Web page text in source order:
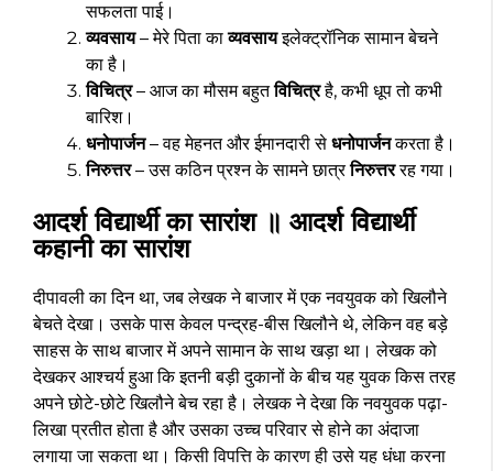
सफलता पाई।
व्यवसाय– मेरे पिता काव्यवसायइलेक्ट्रॉनिक सामान बेचने
का है।
विचित्र– आज का मौसम बहुतविचित्रहै, कभी धूप तो कभी
बारिश।
धनोपार्जन– वह मेहनत और ईमानदारी से धनोपार्जनकरता है।
निरुत्तर– उस कठिन प्रश्न के सामने छात्रनिरुत्तररह गया।
आदर्श विद्यार्थी का सारांश ॥ आदर्श विद्यार्थी
कहानी का सारांश
दीपावली का दिन था, जब लेखक ने बाजार में एक नवयुवक को खिलौने
बेचते देखा। उसके पास केवल पन्द्रह-बीस खिलौने थे, लेकिन वह बड़े
साहस के साथ बाजार में अपने सामान के साथ खड़ा था। लेखक को
देखकर आश्चर्य हुआ कि इतनी बड़ी दुकानों के बीच यह युवक किस तरह
अपने छोटे-छोटे खिलौने बेच रहा है। लेखक ने देखा कि नवयुवक पढ़ा-
लिखा प्रतीत होता है और उसका उच्च परिवार से होने का अंदाजा
लगाया जा सकता था। किसी विपत्ति के कारण ही उसे यह धंधा करना